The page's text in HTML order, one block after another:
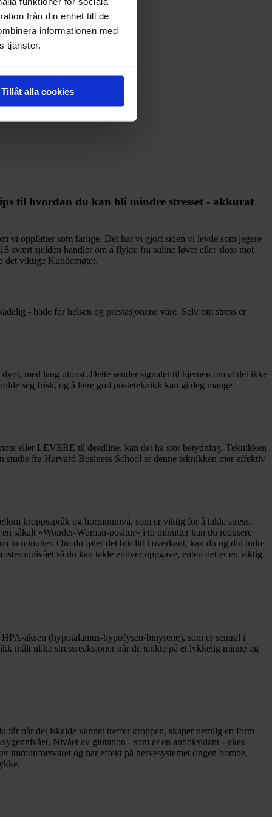
från din enhet till de
informationen med
tjänster.
Tillåt alla cookies
til hvordan du kan bli mindre stresset - akkurat
vi oppfatter som farlige. Det har vi gjort siden vi levde som jegere
svært sjelden handler om å flykte fra sultne løver eller sloss mot
det viktige Kundemøtet.
- både for helsen og prestasjonene våre. Selv om stress er
med lang utpust. Dette sender signaler til hjernen om at det ikke
seg frisk, og å lære god pusteteknikk kan gi deg mange
eller LEVERE til deadline, kan det ha stor betydning. Teknikken
studie fra Harvard Business School er denne teknikken mer effektiv
kroppsspråk og hormonnivå, som er viktig for å takle stress.
såkalt «Wonder-Woman-positur» i to minutter kan du redusere
to minutter. Om du føler det blir litt i overkant, kan du og din indre
så du kan takle enhver oppgave, enten det er en viktig
aksen (hypotalamus-hypofysen-binyrene), som er sentral i
målt ulike stressreaksjoner når de tenkte på et lykkelig minne og
får når det iskalde vannet treffer kroppen, skaper nemlig en form
Nivået av glutation - som er en antioksidant - økes
immunforsvaret og har effekt på nervesystemet (ingen bombe,